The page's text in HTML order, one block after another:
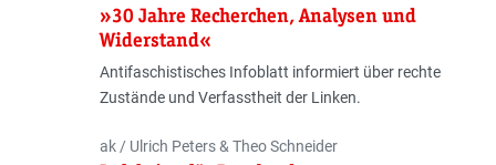
»30 Jahre Recherchen, Analysen und
Widerstand«
Antifaschistisches Infoblatt informiert über rechte
Zustände und Verfasstheit der Linken.
Autor:innen
ak / Ulrich Peters & Theo Schneider